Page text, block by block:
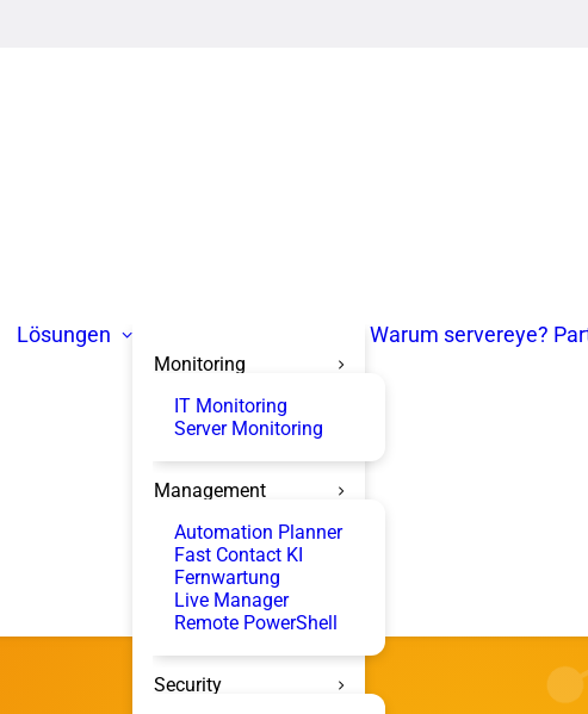
Lösungen
Monitoring
IT Monitoring
Server Monitoring
Management
Automation Planner
Fast Contact KI
Fernwartung
Live Manager
Remote PowerShell
Security
Warum servereye?